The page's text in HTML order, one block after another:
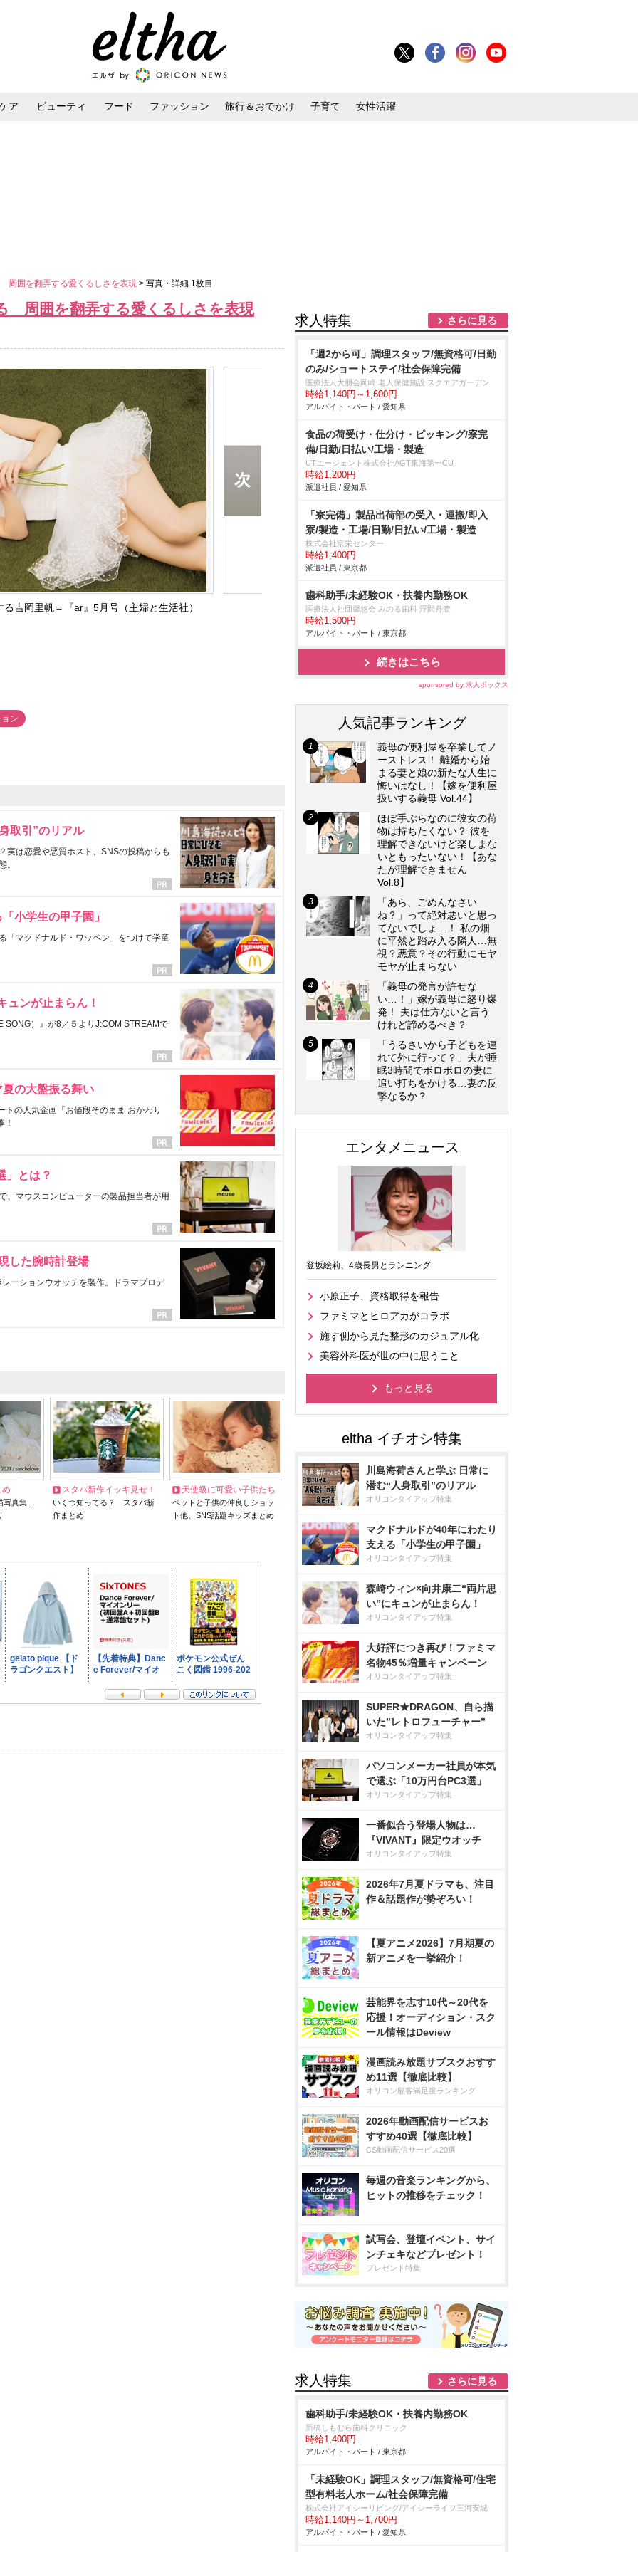
ア ビューティ フード ファッション 旅行＆おでかけ 子育て 女性活躍
周囲を翻弄する愛くるしさを表現 > 写真・詳細 1枚目
周囲を翻弄する愛くるしさを表現
吉岡里帆＝『ar』5月号（主婦と生活社）
ン
取引”のリアル
実は恋愛や悪質ホスト、SNSの投稿からも
。
小学生の甲子園」
「マクドナルド・ワッペン」をつけて学童
ュンが止まらん！
SONG）』が8／５よりJ:COM STREAMで
の大盤振る舞い
の人気企画「お値段そのまま おかわり
！
」とは？
、マウスコンピューターの製品担当者が用
した腕時計登場
ーションウオッチを製作。ドラマプロデ
め
写真集…
スタバ新作イッキ見せ！
いくつ知ってる？ スタバ新
作まとめ
天使級に可愛い子供たち
ペットと子供の仲良しショッ
ト他、SNS話題キッズまとめ
求人特集 さらに見る
「週2から可」調理スタッフ/無資格可/日勤
のみ/ショートステイ/社会保障完備
医療法人大朋会岡崎 老人保健施設 スクエアガーデン
時給1,140円～1,600円
アルバイト・パート / 愛知県
食品の荷受け・仕分け・ピッキング/寮完
備/日勤/日払い/工場・製造
UTエージェント株式会社AGT東海第一CU
時給1,200円
派遣社員 / 愛知県
「寮完備」製品出荷部の受入・運搬/即入
寮/製造・工場/日勤/日払い/工場・製造
株式会社京栄センター
時給1,400円
派遣社員 / 東京都
歯科助手/未経験OK・扶養内勤務OK
医療法人社団馨悠会 みのる歯科 浮間舟渡
時給1,500円
アルバイト・パート / 東京都
続きはこちら
sponsored by 求人ボックス
人気記事ランキング
義母の便利屋を卒業してノ
ーストレス！ 離婚から始
まる妻と娘の新たな人生に
悔いはなし！【嫁を便利屋
扱いする義母 Vol.44】
ほぼ手ぶらなのに彼女の荷
物は持ちたくない？ 彼を
理解できないけど楽しまな
いともったいない！【あな
たが理解できません
Vol.8】
「あら、ごめんなさい
ね？」って絶対悪いと思っ
てないでしょ…！ 私の畑
に平然と踏み入る隣人…無
視？悪意？その行動にモヤ
モヤが止まらない
「義母の発言が許せな
い…！」嫁が義母に怒り爆
発！ 夫は仕方ないと言う
けれど諦めるべき？
「うるさいから子どもを連
れて外に行って？」夫が睡
眠3時間でボロボロの妻に
追い打ちをかける…妻の反
撃なるか？
エンタメニュース
登坂絵莉、4歳長男とランニング
小原正子、資格取得を報告
ファミマとヒロアカがコラボ
施す側から見た整形のカジュアル化
美容外科医が世の中に思うこと
もっと見る
川島海荷さんと学ぶ 日常に
潜む“人身取引”のリアル
オリコンタイアップ特集
マクドナルドが40年にわたり
支える「小学生の甲子園」
オリコンタイアップ特集
森崎ウィン×向井康二“両片思
い”にキュンが止まらん！
オリコンタイアップ特集
大好評につき再び！ファミマ
名物45％増量キャンペーン
オリコンタイアップ特集
SUPER★DRAGON、自ら描
いた”レトロフューチャー”
オリコンタイアップ特集
パソコンメーカー社員が本気
で選ぶ「10万円台PC3選」
オリコンタイアップ特集
一番似合う登場人物は…
『VIVANT』限定ウオッチ
オリコンタイアップ特集
2026年7月夏ドラマも、注目
作＆話題作が勢ぞろい！
【夏アニメ2026】7月期夏の
新アニメを一挙紹介！
芸能界を志す10代～20代を
応援！オーディション・スク
ール情報はDeview
漫画読み放題サブスクおすす
め11選【徹底比較】
オリコン顧客満足度ランキング
2026年動画配信サービスお
すすめ40選【徹底比較】
CS動画配信サービス20選
毎週の音楽ランキングから、
ヒットの推移をチェック！
試写会、登壇イベント、サイ
ンチェキなどプレゼント！
プレゼント特集
求人特集 さらに見る
歯科助手/未経験OK・扶養内勤務OK
新橋しもむら歯科クリニック
時給1,400円
アルバイト・パート / 東京都
「未経験OK」調理スタッフ/無資格可/住宅
型有料老人ホーム/社会保障完備
株式会社アイシーリビング/アイシーライフ三河安城
時給1,140円～1,700円
アルバイト・パート / 愛知県